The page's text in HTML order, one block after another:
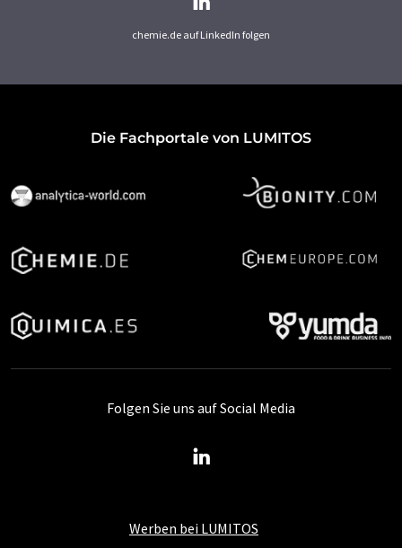
chemie.de auf LinkedIn folgen
Die Fachportale von LUMITOS
Werben bei LUMITOS
Folgen Sie uns auf Social Media